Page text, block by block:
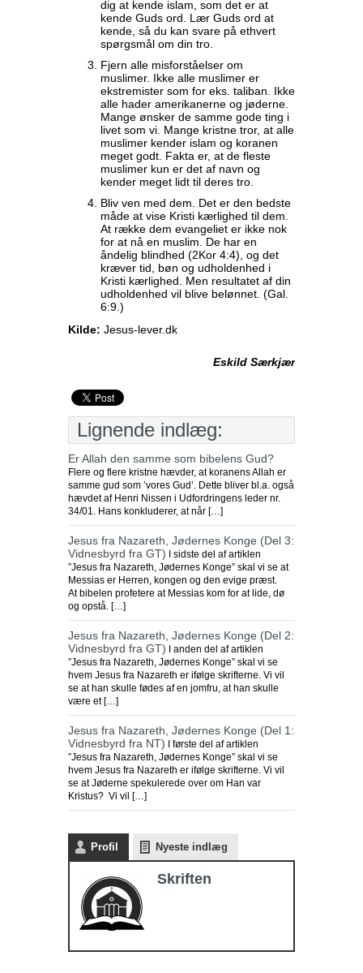
dig at kende islam, som det er at
kende Guds ord. Lær Guds ord at
kende, så du kan svare på ethvert
spørgsmål om din tro.
Fjern alle misforståelser om
muslimer. Ikke alle muslimer er
ekstremister som for eks. taliban. Ikke
alle hader amerikanerne og jøderne.
Mange ønsker de samme gode ting i
livet som vi. Mange kristne tror, at alle
muslimer kender islam og koranen
meget godt. Fakta er, at de fleste
muslimer kun er det af navn og
kender meget lidt til deres tro.
Bliv ven med dem. Det er den bedste
måde at vise Kristi kærlighed til dem.
At række dem evangeliet er ikke nok
for at nå en muslim. De har en
åndelig blindhed (2Kor 4:4), og det
kræver tid, bøn og udholdenhed i
Kristi kærlighed. Men resultatet af din
udholdenhed vil blive belønnet. (Gal.
6:9.)
Kilde: Jesus-lever.dk
Eskild Særkjær
Lignende indlæg:
Er Allah den samme som bibelens Gud?
Flere og flere kristne hævder, at koranens Allah er
samme gud som ’vores Gud’. Dette bliver bl.a. også
hævdet af Henri Nissen i Udfordringens leder nr.
34/01. Hans konkluderer, at når […]
Jesus fra Nazareth, Jødernes Konge (Del 3:
Vidnesbyrd fra GT) I sidste del af artiklen
”Jesus fra Nazareth, Jødernes Konge” skal vi se at
Messias er Herren, kongen og den evige præst.
At bibelen profetere at Messias kom for at lide, dø
og opstå. […]
Jesus fra Nazareth, Jødernes Konge (Del 2:
Vidnesbyrd fra GT) I anden del af artiklen
”Jesus fra Nazareth, Jødernes Konge” skal vi se
hvem Jesus fra Nazareth er ifølge skrifterne. Vi vil
se at han skulle fødes af en jomfru, at han skulle
være et […]
Jesus fra Nazareth, Jødernes Konge (Del 1:
Vidnesbyrd fra NT) I første del af artiklen
”Jesus fra Nazareth, Jødernes Konge” skal vi se
hvem Jesus fra Nazareth er ifølge skrifterne. Vi vil
se at Jøderne spekulerede over om Han var
Kristus? Vi vil […]
Profil Nyeste indlæg
Skriften